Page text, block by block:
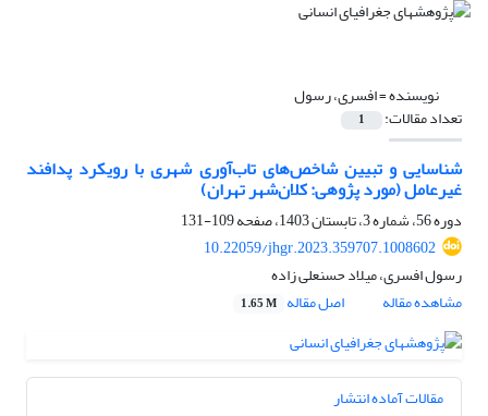
نویسنده =افسری، رسول
تعداد مقالات: 1
شناسایی و تبیین شاخص‌های تاب‌آوری شهری با رویکرد پدافند
غیرعامل (مورد پژوهی: کلان‌شهر تهران)
دوره 56، شماره 3، تابستان 1403، صفحه
109-131
10.22059/jhgr.2023.359707.1008602
رسول افسری، میلاد حسنعلی زاده
مشاهده مقاله
اصل مقاله 1.65 M
مقالات آماده انتشار